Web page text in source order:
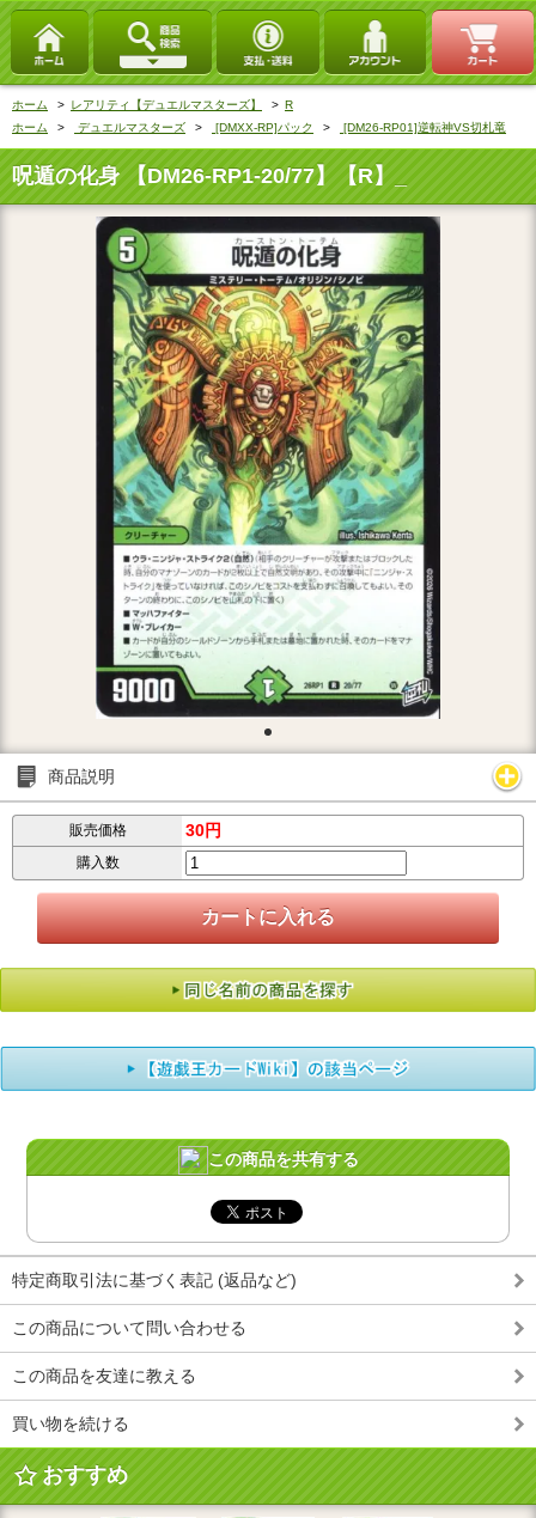
ホーム > レアリティ【デュエルマスターズ】 > R
ホーム
> デュエルマスターズ > [DMXX-RP]パック > [DM26-RP01]逆転神VS切札竜
呪遁の化身 【DM26-RP1-20/77】【R】_
商品説明
販売価格 30円
購入数
この商品を共有する
特定商取引法に基づく表記 (返品など)
この商品について問い合わせる
この商品を友達に教える
買い物を続ける
おすすめ